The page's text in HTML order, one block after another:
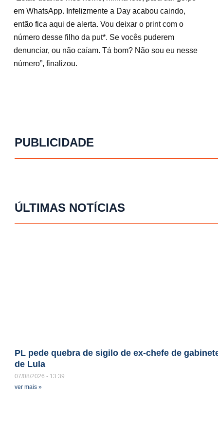
em WhatsApp. Infelizmente a Day acabou caindo,
então fica aqui de alerta. Vou deixar o print com o
número desse filho da put*. Se vocês puderem
denunciar, ou não caíam. Tá bom? Não sou eu nesse
número”, finalizou.
PUBLICIDADE
ÚLTIMAS NOTÍCIAS
PL pede quebra de sigilo de ex-chefe de
de Lula
07/08/2026
13:39
ver mais »